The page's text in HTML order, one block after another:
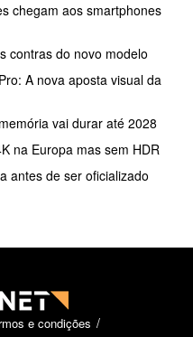
chegam aos smartphones
contras do novo modelo
A nova aposta visual da
vai durar até 2028
na Europa mas sem HDR
antes de ser oficializado
e condições